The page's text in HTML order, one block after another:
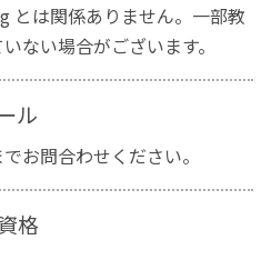
とは関係ありません。一部教
ない場合がございます。
ル
お問合わせください。
格